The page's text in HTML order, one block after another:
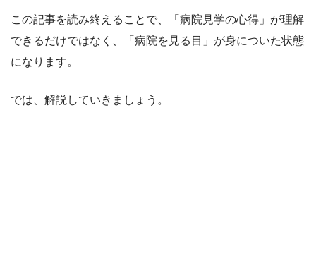
この記事を読み終えることで、「病院見学の心得」が理解
できるだけではなく、「病院を見る目」が身についた状態
になります。
では、解説していきましょう。